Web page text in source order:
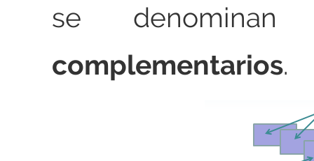
se
complementarios.